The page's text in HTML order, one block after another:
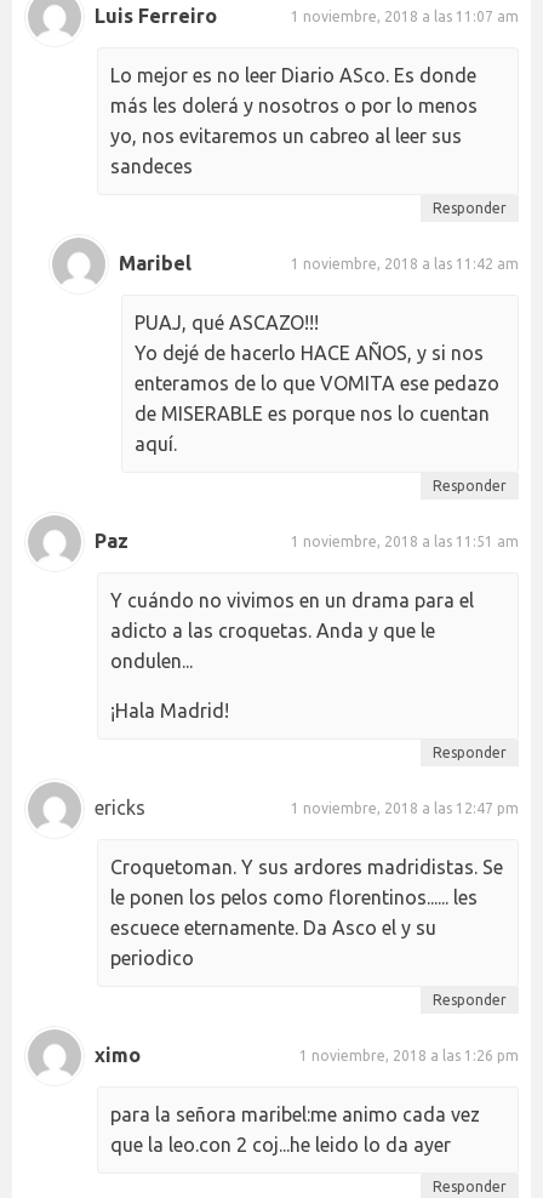
Luis Ferreiro 1 noviembre, 2018 a las 11:07 am
Lo mejor es no leer Diario ASco. Es donde
más les dolerá y nosotros o por lo menos
yo, nos evitaremos un cabreo al leer sus
sandeces
Responder
Maribel 1 noviembre, 2018 a las 11:42 am
PUAJ, qué ASCAZO!!!
Yo dejé de hacerlo HACE AÑOS, y si nos
enteramos de lo que VOMITA ese pedazo
de MISERABLE es porque nos lo cuentan
aquí.
Responder
Paz 1 noviembre, 2018 a las 11:51 am
Y cuándo no vivimos en un drama para el
adicto a las croquetas. Anda y que le
ondulen...
¡Hala Madrid!
Responder
ericks 1 noviembre, 2018 a las 12:47 pm
Croquetoman. Y sus ardores madridistas. Se
le ponen los pelos como florentinos...... les
escuece eternamente. Da Asco el y su
periodico
Responder
ximo 1 noviembre, 2018 a las 1:26 pm
para la señora maribel:me animo cada vez
que la leo.con 2 coj...he leido lo da ayer
Responder